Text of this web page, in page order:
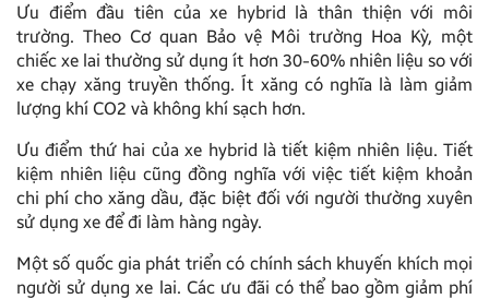
Ưu điểm đầu tiên của xe hybrid là thân thiện với môi
trường. Theo Cơ quan Bảo vệ Môi trường Hoa Kỳ, một
chiếc xe lai thường sử dụng ít hơn 30-60% nhiên liệu so với
xe chạy xăng truyền thống. Ít xăng có nghĩa là làm giảm
lượng khí CO2 và không khí sạch hơn.
Ưu điểm thứ hai của xe hybrid là tiết kiệm nhiên liệu. Tiết
kiệm nhiên liệu cũng đồng nghĩa với việc tiết kiệm khoản
chi phí cho xăng dầu, đặc biệt đối với người thường xuyên
sử dụng xe để đi làm hàng ngày.
Một số quốc gia phát triển có chính sách khuyến khích mọi
người sử dụng xe lai. Các ưu đãi có thể bao gồm giảm phí